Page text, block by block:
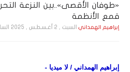
«طوفان الأقصى»..بين النزعة
قمع الأنظمة
إبراهيم الهمداني السبت , 2 أغـسـطـس , 2025 الساعة 1:09:00 AM
إبراهيم الهمداني / لا ميديا -